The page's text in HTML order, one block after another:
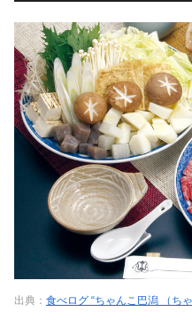
出典： 食べログ “ちゃんこ巴潟 （ち